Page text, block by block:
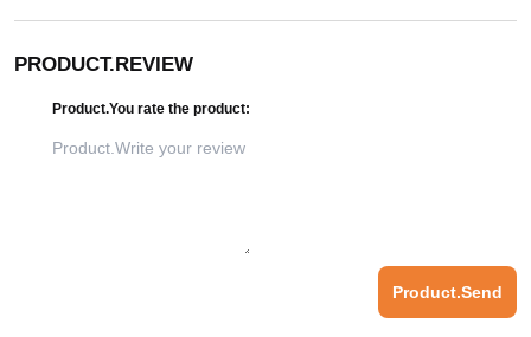
PRODUCT.REVIEW
Product.You rate the product:
Product.Send